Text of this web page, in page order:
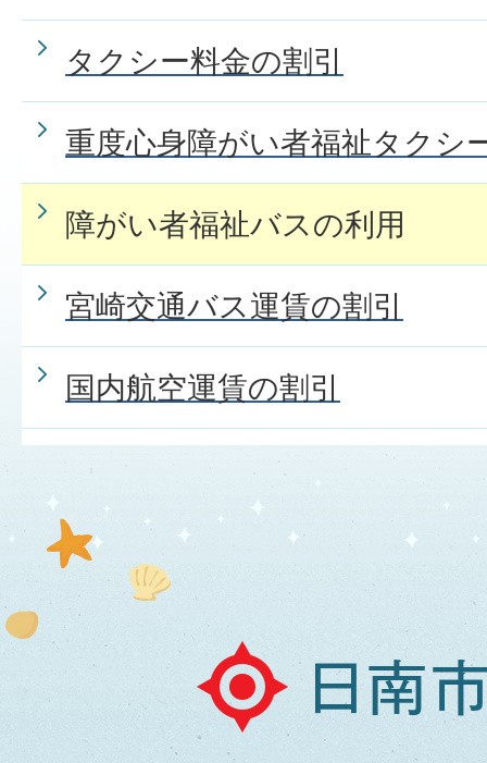
タクシー料金の割引
重度心身障がい者福祉タクシ
障がい者福祉バスの利用
宮崎交通バス運賃の割引
国内航空運賃の割引
日
南